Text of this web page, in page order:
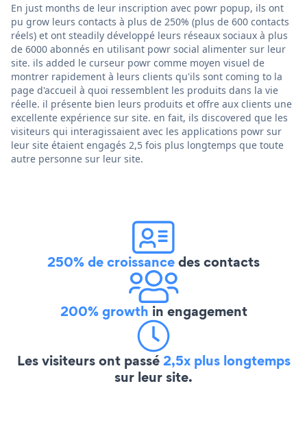
En just months de leur inscription avec powr popup, ils ont
pu grow leurs contacts à plus de 250% (plus de 600 contacts
réels) et ont steadily développé leurs réseaux sociaux à plus
de 6000 abonnés en utilisant powr social alimenter sur leur
site. ils added le curseur powr comme moyen visuel de
montrer rapidement à leurs clients qu'ils sont coming to la
page d'accueil à quoi ressemblent les produits dans la vie
réelle. il présente bien leurs produits et offre aux clients une
excellente expérience sur site. en fait, ils discovered que les
visiteurs qui interagissaient avec les applications powr sur
leur site étaient engagés 2,5 fois plus longtemps que toute
autre personne sur leur site.
250% de croissancedes contacts
200% growth in engagement
Les visiteurs ont passé2,5x plus longtemps
sur leur site.